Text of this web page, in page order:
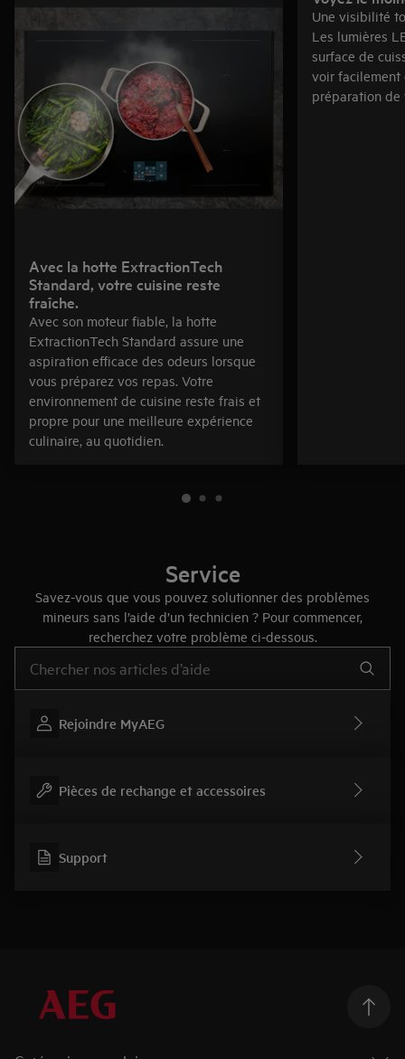
Avec la hotte ExtractionTech
Standard, votre cuisine reste
fraîche.
Avec son moteur fiable, la hotte
ExtractionTech Standard assure une
aspiration efficace des odeurs lorsque
vous préparez vos repas. Votre
environnement de cuisine reste frais et
propre pour une meilleure expérience
culinaire, au quotidien.
Une visibilité
Les lumières
surface de
voir facilement
préparation de
Service
Savez-vous que vous pouvez solutionner des problèmes
mineurs sans l’aide d’un technicien ? Pour commencer,
recherchez votre problème ci-dessous.
Rejoindre MyAEG
Pièces de rechange et accessoires
Support